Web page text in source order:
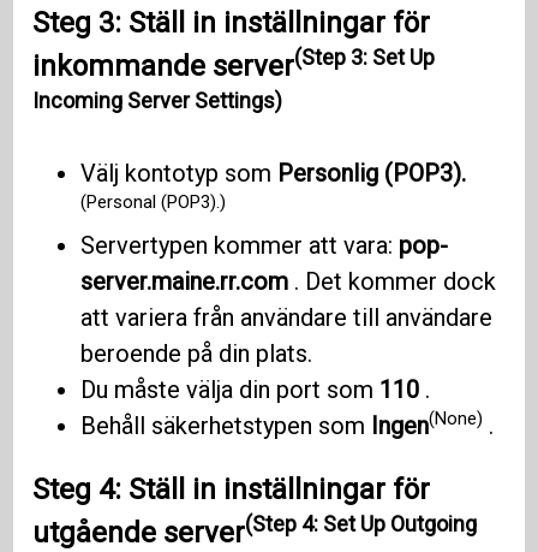
Steg 3: Ställ in inställningar för
inkommande server(Step 3: Set Up
Incoming Server Settings)
Välj kontotyp som Personlig (POP3).
(Personal (POP3).)
Servertypen kommer att vara: pop-
server.maine.rr.com . Det kommer dock
att variera från användare till användare
beroende på din plats.
Du måste välja din port som 110 .
Behåll säkerhetstypen som Ingen(None) .
Steg 4: Ställ in inställningar för
utgående server(Step 4: Set Up Outgoing